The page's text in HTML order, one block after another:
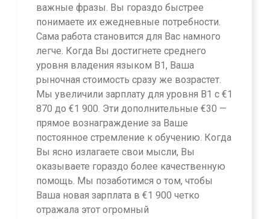
важные фразы. Вы гораздо быстрее
понимаете их ежедневные потребности.
Сама работа становится для Вас намного
легче. Когда Вы достигнете среднего
уровня владения языком B1, Ваша
рыночная стоимость сразу же возрастет.
Мы увеличили зарплату для уровня B1 с €1
870 до €1 900. Эти дополнительные €30 —
прямое вознаграждение за Ваше
постоянное стремление к обучению. Когда
Вы ясно излагаете свои мысли, Вы
оказываете гораздо более качественную
помощь. Мы позаботимся о том, чтобы
Ваша новая зарплата в €1 900 четко
отражала этот огромный